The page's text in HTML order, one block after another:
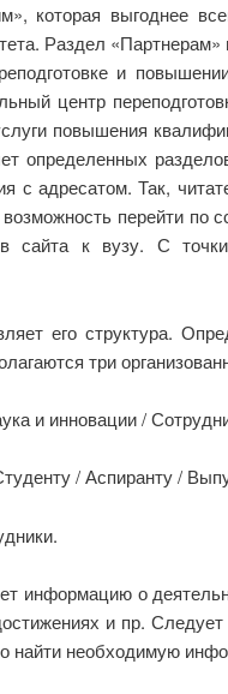
которая выгоднее
Раздел
и
центр
повышения
определенных
с адресатом. Так,
перейти по
сайта к вузу. С
его структура.
три
и инновации /
/ Аспиранту /
информацию о
и пр. Следует
найти необходимую